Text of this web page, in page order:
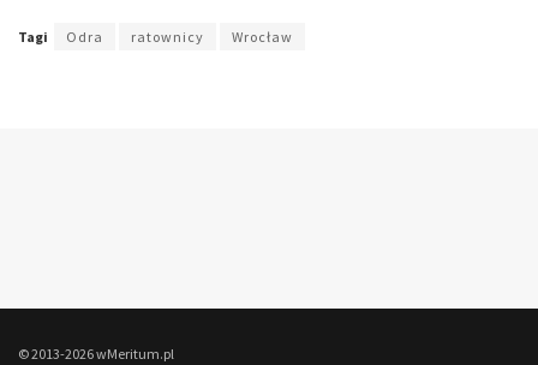
Tagi Odra ratownicy Wrocław
© 2013-2026 wMeritum.pl